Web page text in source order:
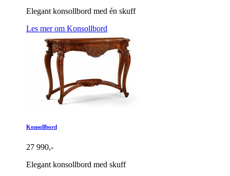
Elegant konsollbord med én skuff
Les mer om Konsollbord
Konsollbord
27 990,-
Elegant konsollbord med skuff